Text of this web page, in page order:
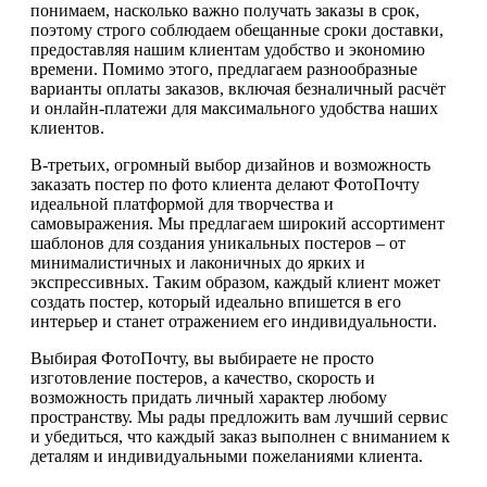
понимаем, насколько важно получать заказы в срок,
поэтому строго соблюдаем обещанные сроки доставки,
предоставляя нашим клиентам удобство и экономию
времени. Помимо этого, предлагаем разнообразные
варианты оплаты заказов, включая безналичный расчёт
и онлайн-платежи для максимального удобства наших
клиентов.
В-третьих, огромный выбор дизайнов и возможность
заказать постер по фото клиента делают ФотоПочту
идеальной платформой для творчества и
самовыражения. Мы предлагаем широкий ассортимент
шаблонов для создания уникальных постеров – от
минималистичных и лаконичных до ярких и
экспрессивных. Таким образом, каждый клиент может
создать постер, который идеально впишется в его
интерьер и станет отражением его индивидуальности.
Выбирая ФотоПочту, вы выбираете не просто
изготовление постеров, а качество, скорость и
возможность придать личный характер любому
пространству. Мы рады предложить вам лучший сервис
и убедиться, что каждый заказ выполнен с вниманием к
деталям и индивидуальными пожеланиями клиента.